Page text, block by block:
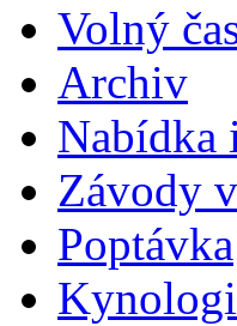
Volný
Archiv
Nabídka
Závody
Poptávka